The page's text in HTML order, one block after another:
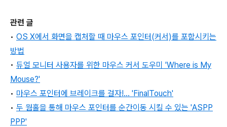
관련 글
• OS X에서 화면을 캡처할 때 마우스 포인터(커서)를 포함시키는
방법
• 듀얼 모니터 사용자를 위한 마우스 커서 도우미 'Where is My
Mouse?'
• 마우스 포인터에 브레이크를 걸자!... 'FinalTouch'
• 두 웜홀을 통해 마우스 포인터를 순간이동 시킬 수 있는 'ASPP
PPP'